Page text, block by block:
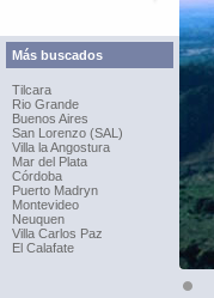
Más buscados
Tilcara
Rio Grande
Buenos Aires
San Lorenzo (SAL)
Villa la Angostura
Mar del Plata
Córdoba
Puerto Madryn
Montevideo
Neuquen
Villa Carlos Paz
El Calafate